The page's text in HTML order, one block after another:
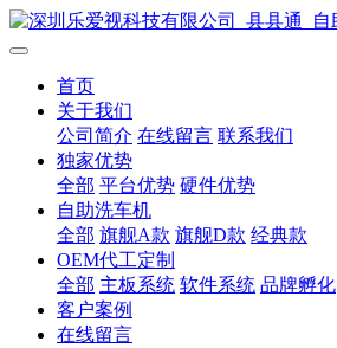
首页
关于我们
公司简介 在线留言 联系我们
独家优势
全部 平台优势 硬件优势
自助洗车机
全部 旗舰A款 旗舰D款 经典款
OEM代工定制
全部 主板系统 软件系统 品牌孵化
客户案例
在线留言